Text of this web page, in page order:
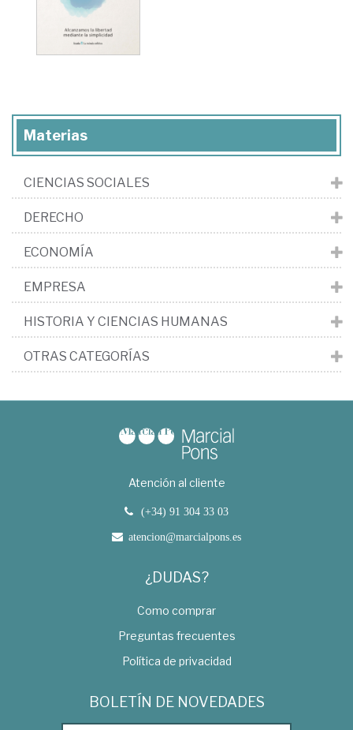
Materias
CIENCIAS SOCIALES
DERECHO
ECONOMÍA
EMPRESA
HISTORIA Y CIENCIAS HUMANAS
OTRAS CATEGORÍAS
Atención al cliente
(+34) 91 304 33 03
atencion@marcialpons.es
¿DUDAS?
Como comprar
Preguntas frecuentes
Política de privacidad
BOLETÍN DE NOVEDADES